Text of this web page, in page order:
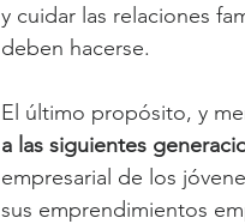
y cuidar las relaciones
deben hacerse.
El último propósito, y
a las siguientes
empresarial de los
sus emprendimientos